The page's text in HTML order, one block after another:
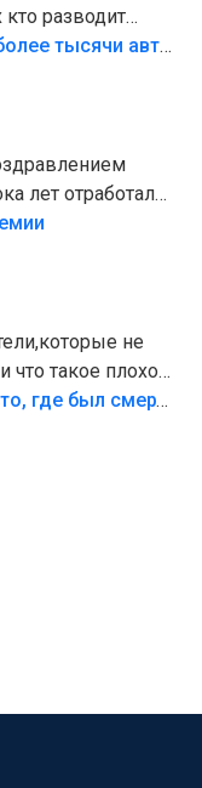
разводит
полно
В тольяттинский лес не пустили более тысячи автомобилей
лет отработали
не
что такое плохо!
же
«Попал на пику»: СК показал место, где был смертельно травмирован ребенок в Тольятти